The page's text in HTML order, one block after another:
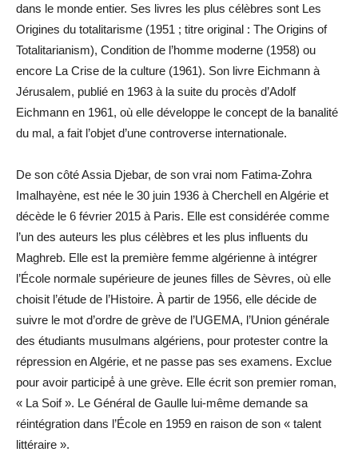
dans le monde entier. Ses livres les plus célèbres sont Les
Origines du totalitarisme (1951 ; titre original : The Origins of
Totalitarianism), Condition de l’homme moderne (1958) ou
encore La Crise de la culture (1961). Son livre Eichmann à
Jérusalem, publié en 1963 à la suite du procès d’Adolf
Eichmann en 1961, où elle développe le concept de la banalité
du mal, a fait l’objet d’une controverse internationale.
De son côté Assia Djebar, de son vrai nom Fatima-Zohra
Imalhayène, est née le 30 juin 1936 à Cherchell en Algérie et
décède le 6 février 2015 à Paris. Elle est considérée comme
l’un des auteurs les plus célèbres et les plus influents du
Maghreb. Elle est la première femme algérienne à intégrer
l’École normale supérieure de jeunes filles de Sèvres, où elle
choisit l’étude de l’Histoire. À partir de 1956, elle décide de
suivre le mot d’ordre de grève de l’UGEMA, l’Union générale
des étudiants musulmans algériens, pour protester contre la
répression en Algérie, et ne passe pas ses examens. Exclue
pour avoir participé́ à une grève. Elle écrit son premier roman,
« La Soif ». Le Général de Gaulle lui-même demande sa
réintégration dans l’École en 1959 en raison de son « talent
littéraire ».